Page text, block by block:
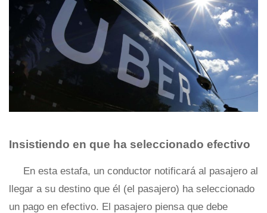
Insistiendo en que ha seleccionado efectivo
En esta estafa, un conductor notificará al pasajero al
llegar a su destino que él (el pasajero) ha seleccionado
un pago en efectivo. El pasajero piensa que debe